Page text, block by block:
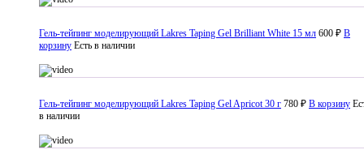
Гель-тейпинг моделирующий Lakres Taping Gel Brilliant White 15 мл 600 ₽ В
корзину Есть в наличии
Гель-тейпинг моделирующий Lakres Taping Gel Apricot 30 г 780 ₽ В корзину
в наличии